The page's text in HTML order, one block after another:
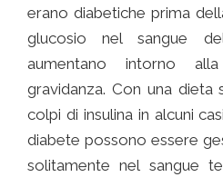
erano diabetiche prima
glucosio nel sangue
aumentano intorno
gravidanza. Con una dieta
colpi di insulina in alcuni
diabete possono essere
solitamente nel sangue